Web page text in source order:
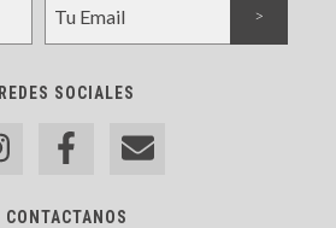
REDES SOCIALES
CONTACTANOS